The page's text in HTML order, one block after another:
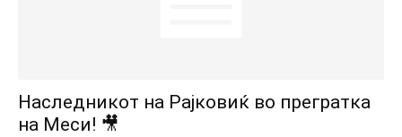
Наследникот на Рајковиќ во прегратка
на Меси! 🎥